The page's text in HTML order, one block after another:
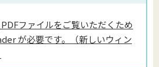
PDFファイルをご覧いただくため
が必要です。（新しいウィン